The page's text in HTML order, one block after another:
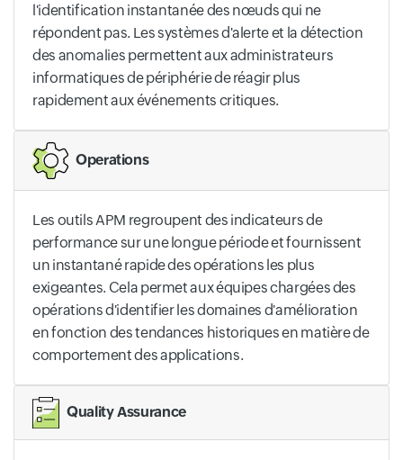
l'identification instantanée des nœuds qui ne
répondent pas. Les systèmes d'alerte et la détection
des anomalies permettent aux administrateurs
informatiques de périphérie de réagir plus
rapidement aux événements critiques.
Operations
Les outils APM regroupent des indicateurs de
performance sur une longue période et fournissent
un instantané rapide des opérations les plus
exigeantes. Cela permet aux équipes chargées des
opérations d'identifier les domaines d'amélioration
en fonction des tendances historiques en matière de
comportement des applications.
Quality Assurance